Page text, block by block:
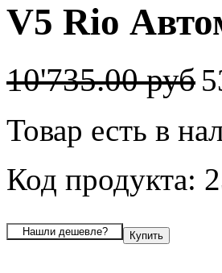
V5 Rio
10'735.00 руб
Товар есть в
Код продукта: